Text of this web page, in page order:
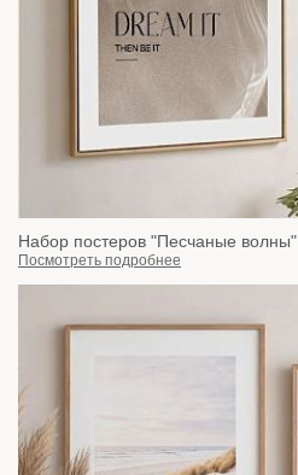
Набор постеров "Песчаные волны"
Посмотреть подробнее